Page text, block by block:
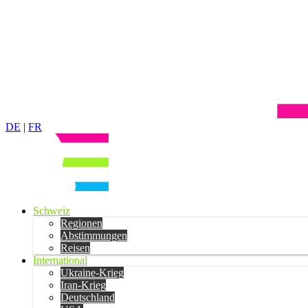
DE | FR
Schweiz
Regionen
Abstimmungen
Reisen
International
Ukraine-Krieg
Iran-Krieg
Deutschland